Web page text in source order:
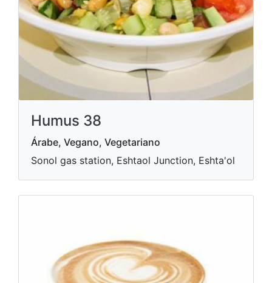
Humus 38
Árabe, Vegano, Vegetariano
Sonol gas station, Eshtaol Junction, Eshta'ol